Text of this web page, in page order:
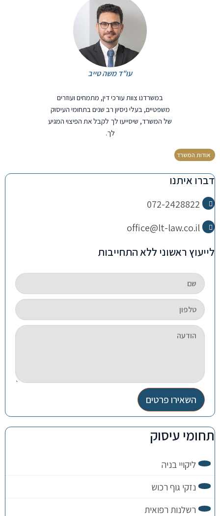
עו"ד משה טייב
במשרדנו צוות עורכי דין, מתמחים ועוזרים
משפטיים, בעלי ניסיון רב שנים בתחומי העיסוק
של המשרד, שיסייעו לך לקבל את הפיצוי המגיע
לך.
אודות המשרד
דברו איתנו
072-2428822
office@lt-law.co.il
לייעוץ ראשוני ללא התחייבות
השאירו פרטים
תחומי עיסוק
ליקויי בניה
נזקי גוף רכוש
רשלנות רפואית